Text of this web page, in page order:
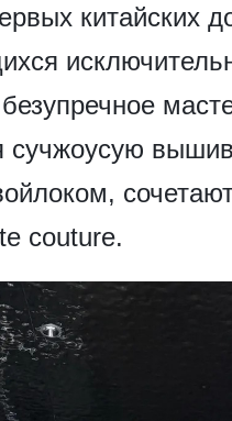
китайских
сучжоусую
couture.